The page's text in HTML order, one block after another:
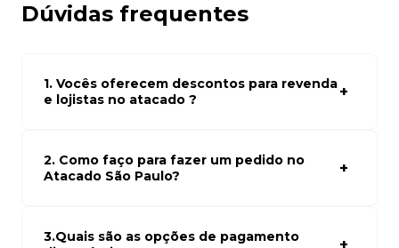
Dúvidas frequentes
1. Vocês oferecem descontos para revenda
e lojistas no atacado ?
atacado empresas e compre com os melhores preços
para seu modelo de negócio
2. Como faço para fazer um pedido no
Atacado São Paulo?
carrinho. Em seguida, siga as instruções para finalizar a
3.Quais são as opções de pagamento